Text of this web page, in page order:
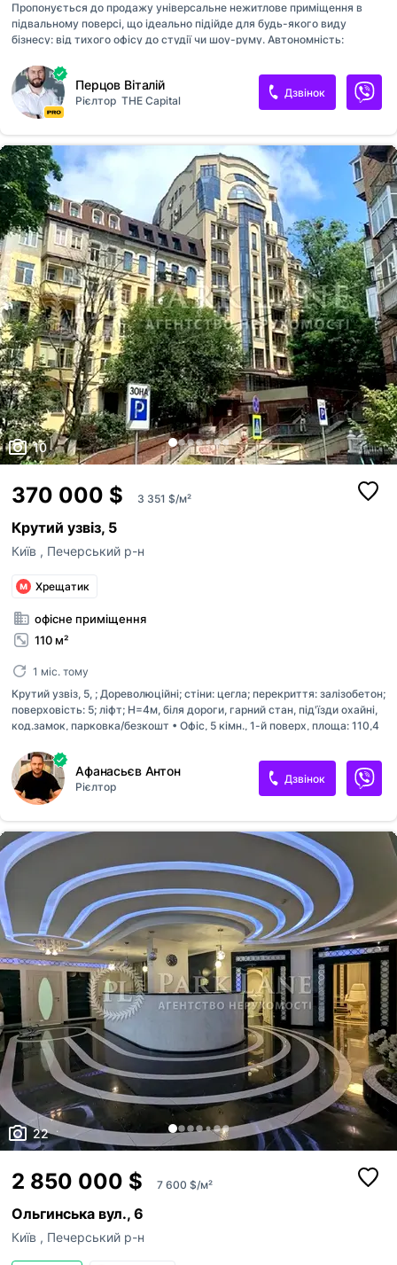
Пропонується до продажу універсальне нежитлове приміщення в
підвальному поверсі, що ідеально підійде для будь-якого виду
бізнесу: від тихого офісу до студії чи шоу-руму. Автономність:
забезпечує природне освітлення та вентиляцію. Приміщення
розташоване у закритому дворі . Чудовий бонус, закритий двір де
можна паркуватись. Тип: нежитловий фонд. 1 кабінет з 2 вікнами у
приямках. один невеличкий кабінет-рецепція. Комунікації: наприклад:
електрика, вода, каналізація, опалення]. Ідеально під: офіс, інтернет-
магазин, студію краси, масажний кабінет або творчу майстерню.
A30631
Перцов Віталій
Рієлтор THE Capital
Дзвінок
10
370 000 $ 3 351 $/м²
Крутий узвіз, 5
Київ , Печерський р-н
Хрещатик
офісне приміщення
110 м²
1 міс. тому
Крутий узвіз, 5, ; Дореволюційні; стіни: цегла; перекриття: залізобетон;
поверховість: 5; ліфт; Н=4м, біля дороги, гарний стан, під'їзди охайні,
код.замок, парковка/безкошт • Офіс, 5 кімн., 1-й поверх, площа: 110,4
поверсі 5-ти поверхового будинку. 5 окремі кімнати, кухня, два
санвузли, кондиціонери. Приміщення має 2 виходи, власний дворик,
броньовані двері, є місце для встановлення генератора. Будинок
розташований у безпечному місці - в дворі посольства. У дворі є
місце для паркування машин, власний шлагбаум. Поряд
Адміністрація Президента, метро Хрещатик, Палац Спорту,
супермаркети, лікарні, школи, ліцей.
Афанасьєв Антон
Рієлтор
Дзвінок
22
2 850 000 $ 7 600 $/м²
Ольгинська вул., 6
Київ , Печерський р-н